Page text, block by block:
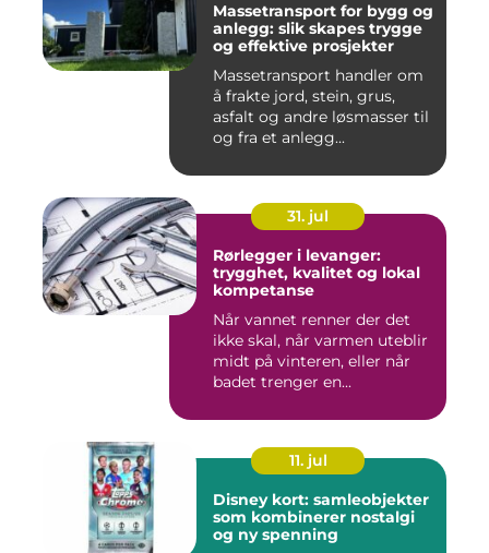
Massetransport for bygg og
anlegg: slik skapes trygge
og effektive prosjekter
Massetransport handler om
å frakte jord, stein, grus,
asfalt og andre løsmasser til
og fra et anlegg...
31. jul
Rørlegger i levanger:
trygghet, kvalitet og lokal
kompetanse
Når vannet renner der det
ikke skal, når varmen uteblir
midt på vinteren, eller når
badet trenger en...
11. jul
Disney kort: samleobjekter
som kombinerer nostalgi
og ny spenning